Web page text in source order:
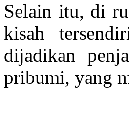
Selain itu, di
kisah
dijadikan
pribumi, yang